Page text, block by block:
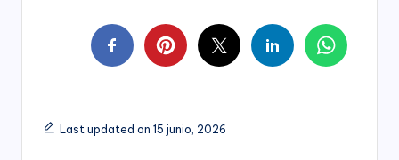
Last updated on 15 junio, 2026